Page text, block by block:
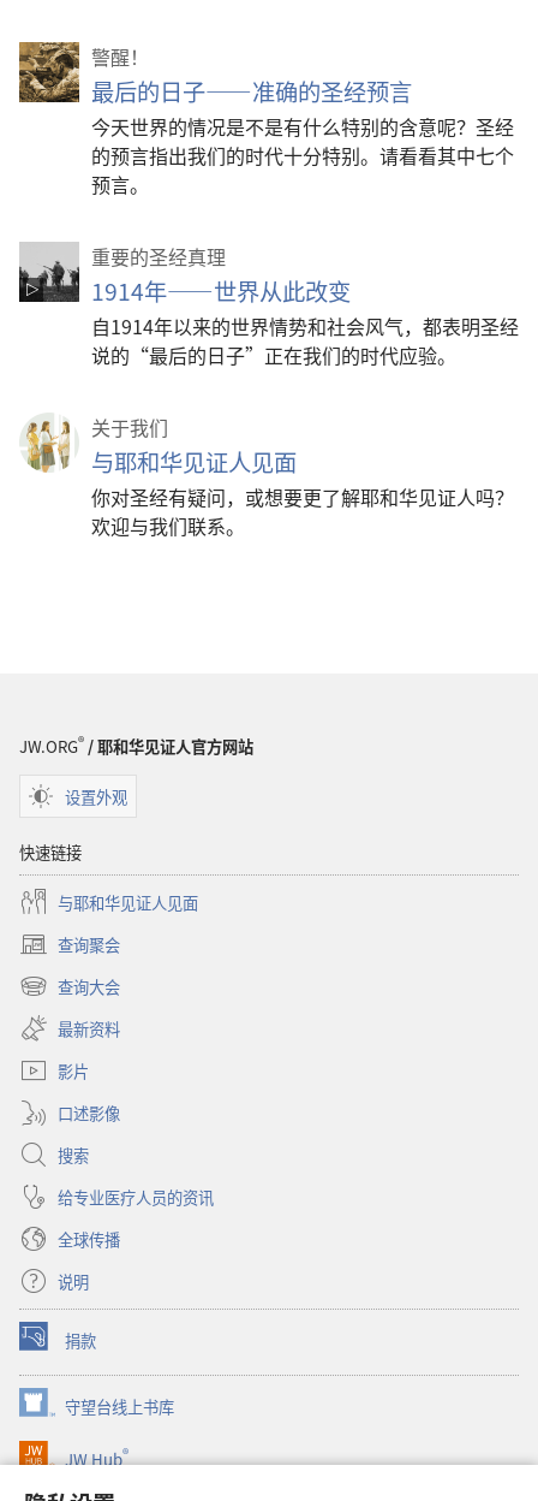
警醒！
最后的日子——准确的圣经预言
今天世界的情况是不是有什么特别的含意呢？圣经
的预言指出我们的时代十分特别。请看看其中七个
预言。
重要的圣经真理
1914年——世界从此改变
自1914年以来的世界情势和社会风气，都表明圣经
说的“最后的日子”正在我们的时代应验。
关于我们
与耶和华见证人见面
你对圣经有疑问，或想要更了解耶和华见证人吗？
欢迎与我们联系。
JW.ORG®/ 耶和华见证人官方网站
设置外观
快速链接
与耶和华见证人见面
查询聚会
（打
开
新
窗
口）
查询大会
（打
开
新
窗
最新资料
影片
口述影像
搜索
给专业医疗人员的资讯
全球传播
说明
捐款
（打
开
新
窗
口）
守望台线上书库
（打
开
新
JW Hub®
（打
开